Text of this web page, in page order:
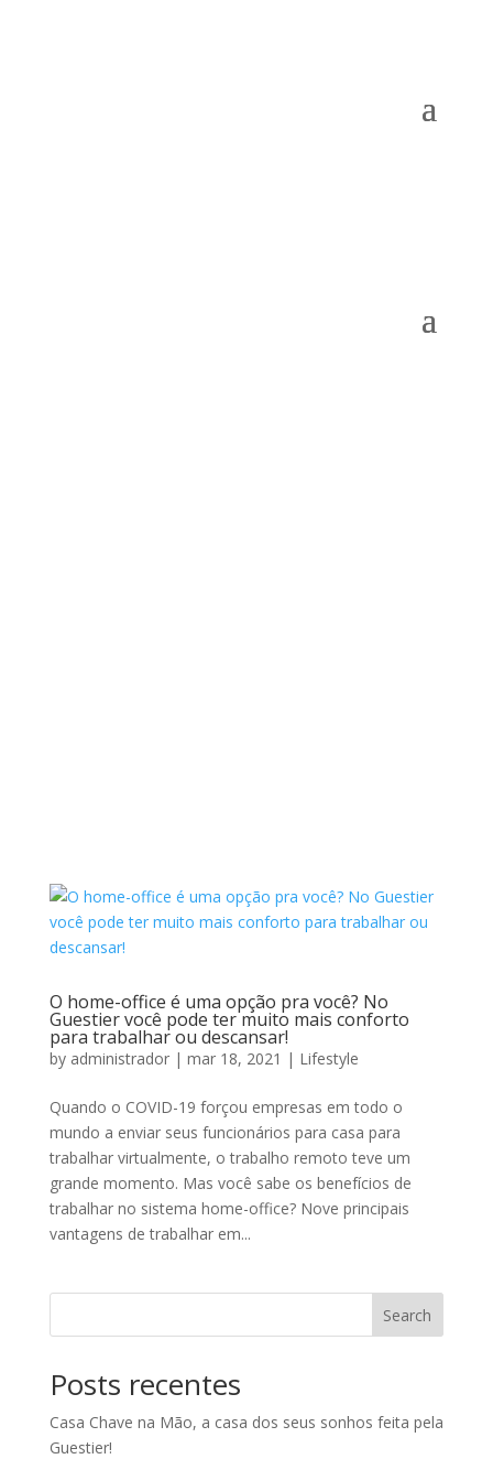
O home-office é uma opção pra você? No
Guestier você pode ter muito mais conforto
para trabalhar ou descansar!
by administrador| mar 18, 2021 | Lifestyle
Quando o COVID-19 forçou empresas em todo o
mundo a enviar seus funcionários para casa para
trabalhar virtualmente, o trabalho remoto teve um
grande momento. Mas você sabe os benefícios de
trabalhar no sistema home-office? Nove principais
vantagens de trabalhar em...
Search
Posts recentes
Casa Chave na Mão, a casa dos seus sonhos feita pela
Guestier!